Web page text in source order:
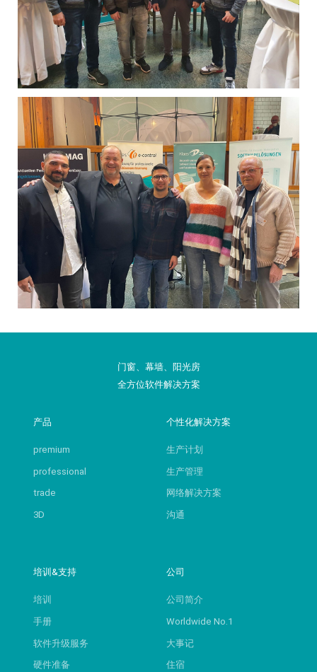
门窗、幕墙、阳光房
全方位软件解决方案
产品
premium
professional
trade
3D
个性化解决方案
生产计划
生产管理
网络解决方案
沟通
培训&支持
培训
手册
软件升级服务
硬件准备
公司
公司简介
Worldwide No.1
大事记
住宿